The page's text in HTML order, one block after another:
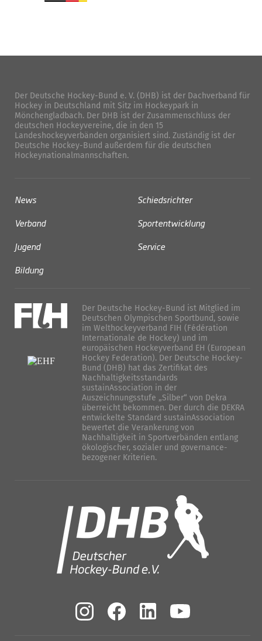
Der Deutsche Hockey-Bund e. V. (DHB) ist der Dachverband für
Hockey in Deutschland mit Sitz im Hockeypark in
Mönchengladbach. Der DHB ist der Zusammenschluss der
deutschen Hockeyvereine, die in den 15
Landeshockeyverbänden organisiert sind. Zuständig ist der
Deutsche Hockey-Bund außerdem für die deutschen
Hockeynationalmannschaften.
News
Verband
Jugend
Bildung
Schiedsrichter
Sportentwicklung
Service
Der Deutsche Hockey-Bund ist Mitglied im
Deutschen Olympischen Sportbund, sowie
im Welthockeyverband FIH (Fédération
Internationale de Hockey) und im
europäischen Hockeyverband EH (European
Hockey Federation). Der Deutsche Hockey-
Bund (DHB) hat das Zertifikat des
Nachhaltigkeitsstandards
sustainAssociation in der
Auszeichnungsstufe „Silber“ von Dekra
überreicht bekommen. Der durch die DEKRA
entwickelte Standard sustainAssociation
bewertet die Verankerung von
Nachhaltigkeit in Sportverbänden entlang
ökologischer, sozialer und governance-
bezogener Kriterien.